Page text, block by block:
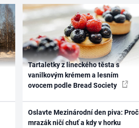
Tartaletky z lineckého těsta s
vanilkovým krémem a lesním
ovocem podle Bread Society
Oslavte Mezinárodní den piva: Proč
mrazák ničí chuť a kdy v horku